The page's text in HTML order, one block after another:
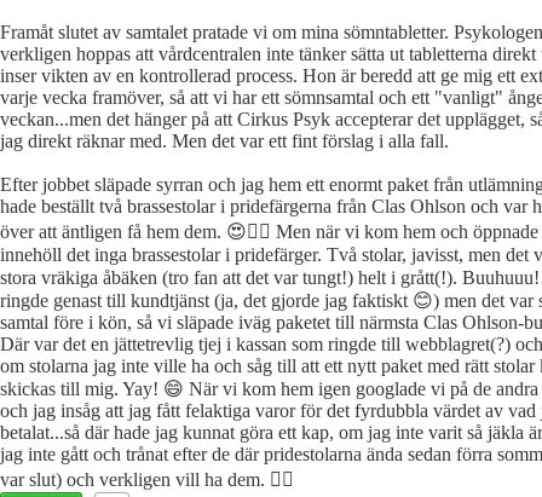
Framåt slutet av samtalet pratade vi om mina sömntabletter.
verkligen hoppas att vårdcentralen inte tänker sätta ut tabletterna direkt
inser vikten av en kontrollerad process. Hon är beredd att ge mig ett
varje vecka framöver, så att vi har ett sömnsamtal och ett "vanligt"
veckan...men det hänger på att Cirkus Psyk accepterar det upplägget,
jag direkt räknar med. Men det var ett fint förslag i alla fall.
Efter jobbet släpade syrran och jag hem ett enormt paket från
hade beställt två brassestolar i pridefärgerna från Clas Ohlson och var
över att äntligen få hem dem. 😍🏳️‍🌈 Men när vi kom hem och öppnade
innehöll det inga brassestolar i pridefärger. Två stolar, javisst, men det
stora vräkiga åbäken (tro fan att det var tungt!) helt i grått(!).
ringde genast till kundtjänst (ja, det gjorde jag faktiskt 😊) men det var
samtal före i kön, så vi släpade iväg paketet till närmsta Clas Ohlson-
Där var det en jättetrevlig tjej i kassan som ringde till webblagret(?)
om stolarna jag inte ville ha och såg till att ett nytt paket med rätt stolar
skickas till mig. Yay! 😄 När vi kom hem igen googlade vi på de andra
och jag insåg att jag fått felaktiga varor för det fyrdubbla värdet av vad
betalat...så där hade jag kunnat göra ett kap, om jag inte varit så jäkla
jag inte gått och trånat efter de där pridestolarna ända sedan förra
var slut) och verkligen vill ha dem. 🏳️‍🌈